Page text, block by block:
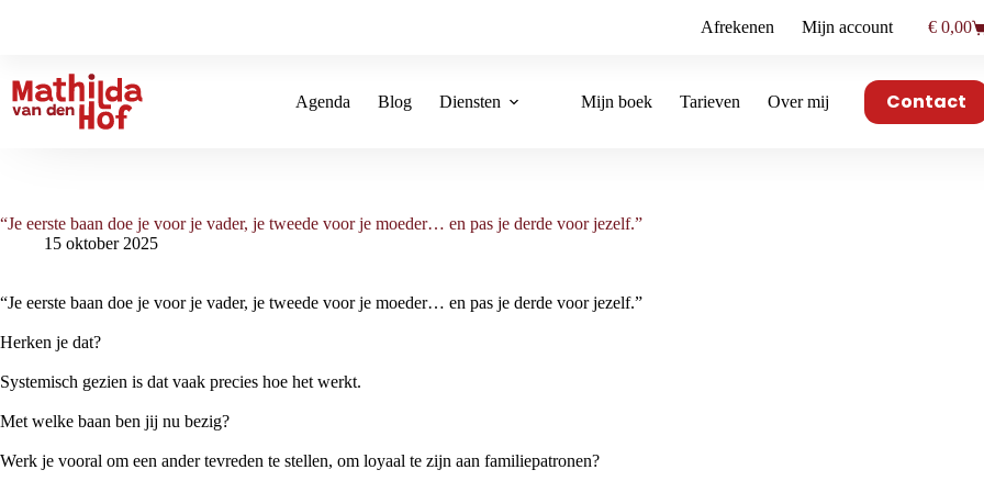
Afrekenen Mijn account € 0,00
Agenda Blog Diensten Mijn boek Tarieven Over mij Contact
“Je eerste baan doe je voor je vader, je tweede voor je moeder… en pas je derde voor jezelf.”
15 oktober 2025
“Je eerste baan doe je voor je vader, je tweede voor je moeder… en pas je derde voor jezelf.”
Herken je dat?
Systemisch gezien is dat vaak precies hoe het werkt.
Met welke baan ben jij nu bezig?
Werk je vooral om een ander tevreden te stellen, om loyaal te zijn aan familiepatronen?